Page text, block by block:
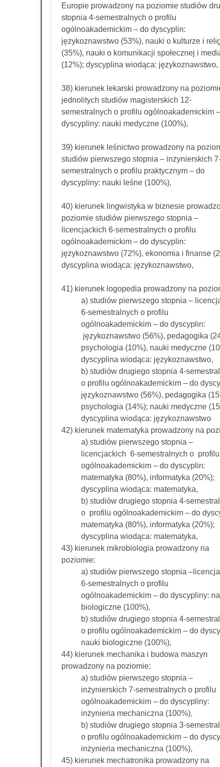
Europie prowadzony na poziomie studiów
stopnia 4-semestralnych o profilu
ogólnoakademickim – do dyscyplin:
językoznawstwo (53%), nauki o kulturze i
(35%), nauki o komunikacji społecznej i
(12%); dyscyplina wiodąca: językoznawstwo,
38) kierunek lekarski prowadzony na
jednolitych studiów magisterskich 12-
semestralnych o profilu ogólnoakademickim
dyscypliny: nauki medyczne (100%),
39) kierunek leśnictwo prowadzony na
studiów pierwszego stopnia – inżynierskich
semestralnych o profilu praktycznym – do
dyscypliny: nauki leśne (100%),
40) kierunek lingwistyka w biznesie
poziomie studiów pierwszego stopnia –
licencjackich 6-semestralnych o profilu
ogólnoakademickim – do dyscyplin:
językoznawstwo (72%), ekonomia i finanse
dyscyplina wiodąca: językoznawstwo,
41) kierunek logopedia prowadzony na
a) studiów pierwszego stopnia –
6-semestralnych o profilu
ogólnoakademickim – do dyscyplin:
językoznawstwo (56%), pedagogika
psychologia (10%), nauki medyczne
dyscyplina wiodąca: językoznawstwo,
b) studiów drugiego stopnia 4-
o profilu ogólnoakademickim – do
językoznawstwo (56%), pedagogika
psychologia (14%); nauki medyczne
dyscyplina wiodąca: językoznawstwo
42) kierunek matematyka prowadzony na
a) studiów pierwszego stopnia –
licencjackich 6-semestralnych o profilu
ogólnoakademickim – do dyscyplin:
matematyka (80%), informatyka (20%);
dyscyplina wiodąca: matematyka,
b) studiów drugiego stopnia 4-
o profilu ogólnoakademickim – do
matematyka (80%), informatyka (20%);
dyscyplina wiodąca: matematyka,
43) kierunek mikrobiologia prowadzony na
poziomie:
a) studiów pierwszego stopnia
6-semestralnych o profilu
ogólnoakademickim – do dyscypliny:
biologiczne (100%),
b) studiów drugiego stopnia 4-
o profilu ogólnoakademickim – do
nauki biologiczne (100%),
44) kierunek mechanika i budowa maszyn
prowadzony na poziomie:
a) studiów pierwszego stopnia –
inżynierskich 7-semestralnych o profilu
ogólnoakademickim – do dyscypliny:
inżynieria mechaniczna (100%),
b) studiów drugiego stopnia 3-
o profilu ogólnoakademickim – do
inżynieria mechaniczna (100%),
45) kierunek mechatronika prowadzony na